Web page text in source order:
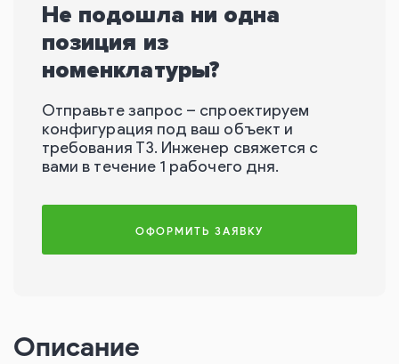
Не подошла ни одна
позиция из
номенклатуры?
Отправьте запрос – спроектируем
конфигурация под ваш объект и
требования ТЗ. Инженер свяжется с
вами в течение 1 рабочего дня.
ОФОРМИТЬ ЗАЯВКУ
Описание